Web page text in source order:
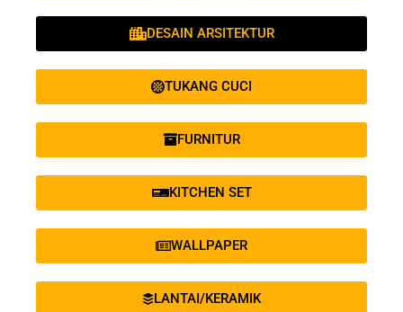
DESAIN ARSITEKTUR
TUKANG CUCI
FURNITUR
KITCHEN SET
WALLPAPER
LANTAI/KERAMIK